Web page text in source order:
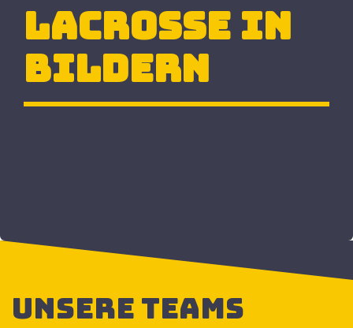
Lacrosse in
Bildern
Unsere Teams